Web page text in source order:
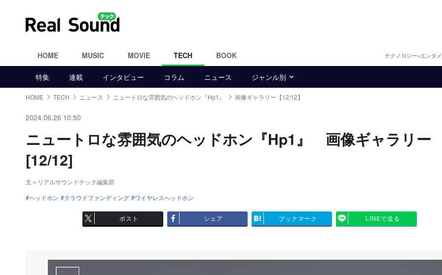
HOME MUSIC MOVIE TECH BOOK テクノロジー×エンタ
特集 連載 インタビュー コラム ニュース ジャンル別
HOME TECH ニュース ニュートロな雰囲気のヘッドホン『Hp1』 画像ギャラリー【12/12】
2024.06.26 10:50
ニュートロな雰囲気のヘッドホン『Hp1』 画像ギャラリー
[12/12]
文＝リアルサウンドテック編集部
ヘッドホン
クラウドファンディング ワイヤレスヘッドホン
ポスト シェア ブックマーク LINEで送る